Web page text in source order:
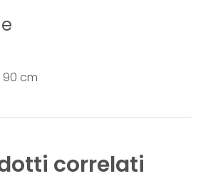
90 cm
correlati